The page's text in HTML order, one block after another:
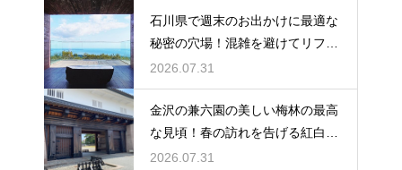
石川県で週末のお出かけに最適な
秘密の穴場！混雑を避けてリフレ
ッシュ
2026.07.31
金沢の兼六園の美しい梅林の最高
な見頃！春の訪れを告げる紅白の
花の絶景
2026.07.31